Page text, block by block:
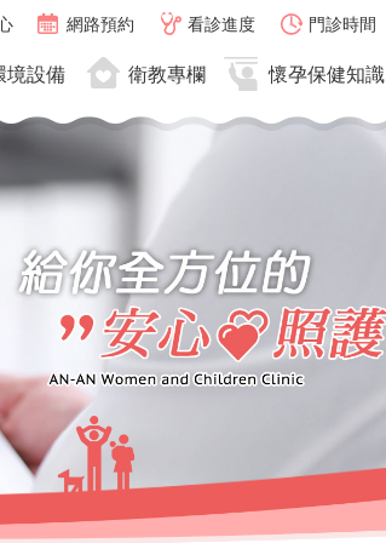
門診時間
看診進度
網路預約
境設備 衛教專欄 懷孕保健知識